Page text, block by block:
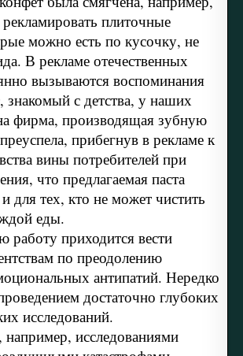
плиточные
можно есть по кусочку, не
В рекламе отечественных
вызываются воспоминания
знакомый с детства, у наших
фирма, производящая зубную
прибегнув в рекламе к
вины потребителей при
что предлагаемая паста
для тех, кто не может чистить
еды.
работу приходится вести
по преодолению
антипатий. Нередко
достаточно глубоких
исследований.
исследованиями